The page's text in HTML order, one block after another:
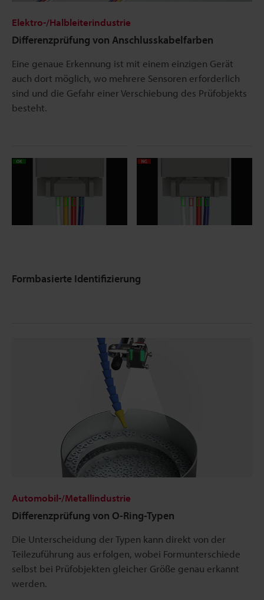
Elektro-/Halbleiterindustrie
Differenzprüfung von Anschlusskabelfarben
Eine genaue Erkennung ist mit einem einzigen Gerät
auch dort möglich, wo mehrere Sensoren erforderlich
sind und die Gefahr einer Verschiebung des Prüfobjekts
besteht.
Formbasierte Identifizierung
Automobil-/Metallindustrie
Differenzprüfung von O-Ring-Typen
Die Unterscheidung der Typen kann direkt von der
Teilezuführung aus erfolgen, wobei Formunterschiede
selbst bei Prüfobjekten gleicher Größe genau erkannt
werden.